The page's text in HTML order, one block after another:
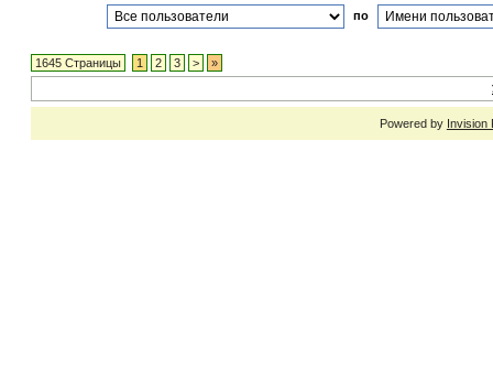
по
1645 Страницы 1 2 3 > »
Powered by Invision